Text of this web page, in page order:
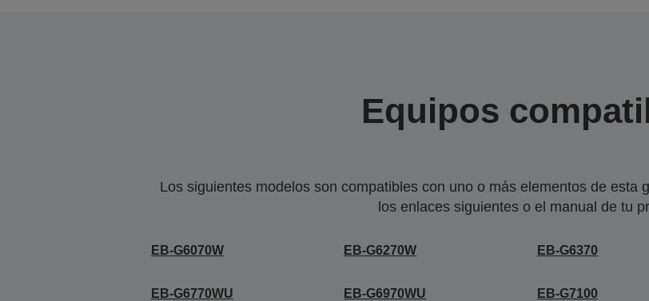
Equipos
Los siguientes modelos son compatibles con uno o más elementos de esta
los enlaces siguientes o el manual de tu
EB-G6070W EB-G6270W EB-G6370
EB-G6770WU EB-G6970WU EB-G7100